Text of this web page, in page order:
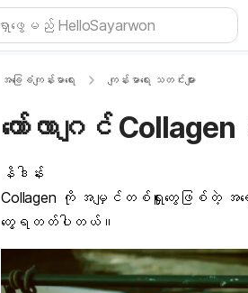
အခြေခံကျန်းမာရေး ကျန်းမာရေး သတင်းများ
ကော်လာဂျင် Collagen
နိဒါန်း
Collagen ကို အမျှင်တစ်ရှူးတွေဖြစ်တဲ့ အရေ
တွေ့ရတတ်ပါတယ်။